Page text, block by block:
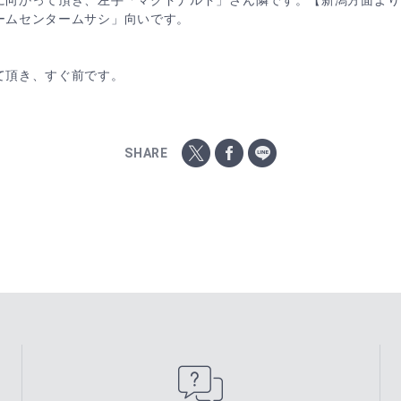
センタームサシ」向いです。
き、すぐ前です。
SHARE